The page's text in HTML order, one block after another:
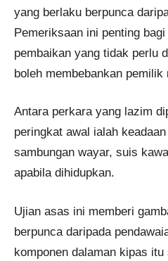
yang berlaku berpunca
Pemeriksaan ini penting
pembaikan yang tidak perlu
boleh membebankan pemilik
Antara perkara yang lazim
peringkat awal ialah
sambungan wayar, suis
apabila dihidupkan.
Ujian asas ini memberi
berpunca daripada
komponen dalaman kipas